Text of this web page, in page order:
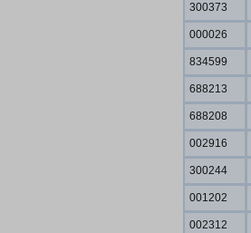
300373
000026
834599
688213
688208
002916
300244
001202
002312
连线｜东方财富证券陈果：A股再平衡的